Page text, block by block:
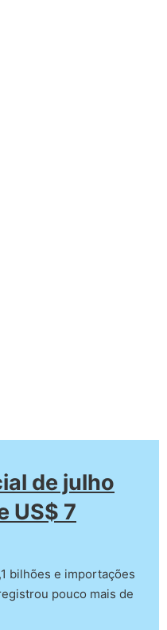
de julho
US$ 7
bilhões e importações
pouco mais de